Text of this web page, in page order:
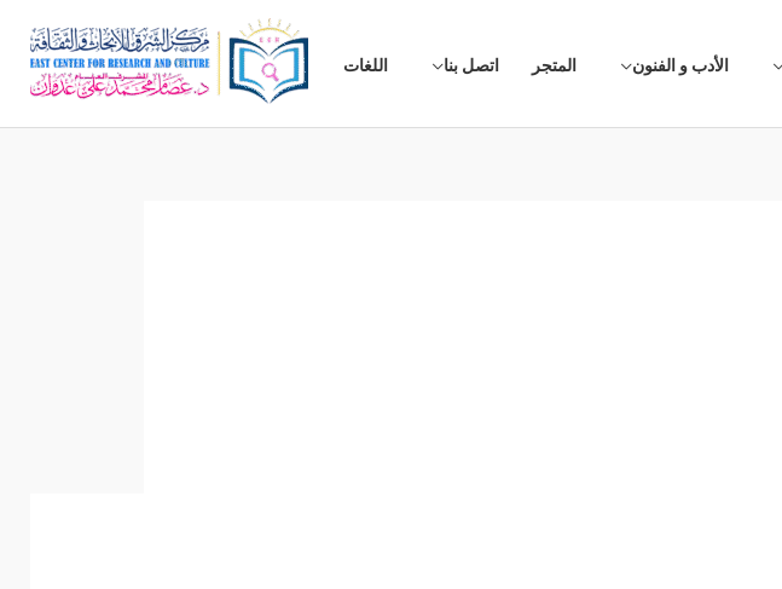
الأدب و الفنون المتجر اتصل بنا اللغات